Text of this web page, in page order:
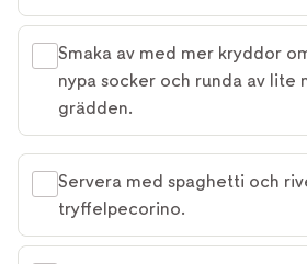
Smaka av med mer kryddor
nypa socker och runda av lite
grädden.
Servera med spaghetti och
tryffelpecorino.